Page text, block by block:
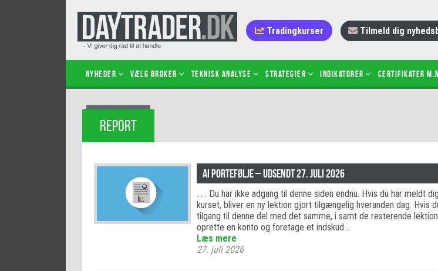
Tradingkurser Tilmeld dig
Nyheder Vælg broker Teknisk analyse Strategier Indikatorer Certifikater
Sådan bruges stop-loss
Hvad sætter du på spil ved CFD-
handel?
Sådan fungerer BULL & BEAR-
certifikater
Det
Gearing
REPORT
AI PORTEFØLJE – udsendt 27. juli 2026
. . . Du har ikke adgang til denne siden endnu. Hvis du har meldt
kurset, bliver en ny lektion gjort tilgængelig hveranden dag. Hvis
tilgang til denne del med det samme, i samt de resterende
oprette en konto og foretage et indskud…
Læs mere
27. juli 2026